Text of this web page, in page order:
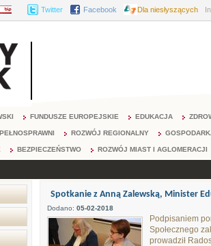
BIP Twitter Facebook Dla niesłyszących
FUNDUSZE EUROPEJSKIE EDUKACJA
ROZWÓJ REGIONALNY
BEZPIECZEŃSTWO ROZWÓJ MIAST I AGLOMERACJI
Spotkanie z Anną Zalewską, Minister
Dodano: 05-02-2018
Podpisaniem
Społecznego
prowadził